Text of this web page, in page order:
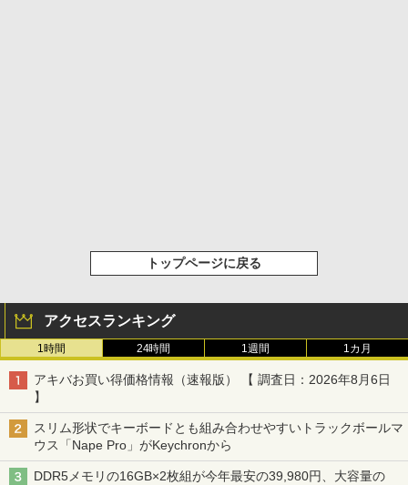
トップページに戻る
アクセスランキング
1時間 24時間 1週間 1カ月
アキバお買い得価格情報（速報版） 【 調査日：2026年8月6日
】
スリム形状でキーボードとも組み合わせやすいトラックボールマ
ウス「Nape Pro」がKeychronから
DDR5メモリの16GB×2枚組が今年最安の39,980円、大容量の